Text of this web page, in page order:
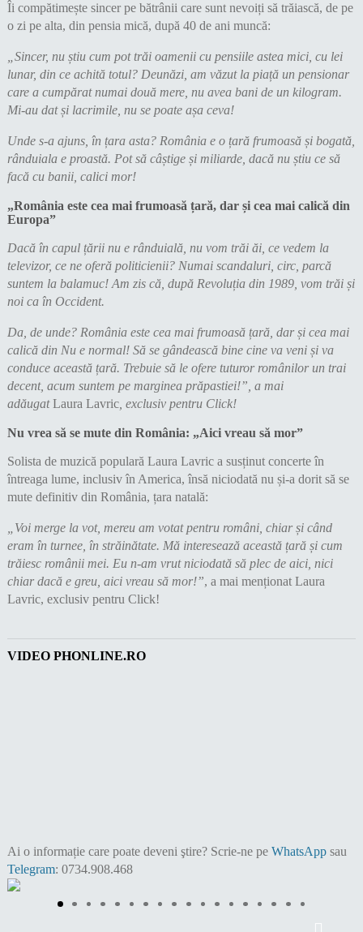
Îi compătimește sincer pe bătrânii care sunt nevoiți să trăiască, de pe
o zi pe alta, din pensia mică, după 40 de ani muncă:
„Sincer, nu știu cum pot trăi oamenii cu pensiile astea mici, cu lei
lunar, din ce achită totul? Deunăzi, am văzut la piață un pensionar
care a cumpărat numai două mere, nu avea bani de un kilogram.
Mi-au dat și lacrimile, nu se poate așa ceva!
Unde s-a ajuns, în țara asta? România e o țară frumoasă și bogată,
rânduiala e proastă. Pot să câștige și miliarde, dacă nu știu ce să
facă cu banii, calici mor!
„România este cea mai frumoasă țară, dar și cea mai calică din
Europa”
Dacă în capul țării nu e rânduială, nu vom trăi ăi, ce vedem la
televizor, ce ne oferă politicienii? Numai scandaluri, circ, parcă
suntem la balamuc! Am zis că, după Revoluția din 1989, vom trăi și
noi ca în Occident.
Da, de unde? România este cea mai frumoasă țară, dar și cea mai
calică din Nu e normal! Să se gândească bine cine va veni și va
conduce această țară. Trebuie să le ofere tuturor românilor un trai
decent, acum suntem pe marginea prăpastiei!”, a mai
adăugatLaura Lavric, exclusiv pentru Click!
Nu vrea să se mute din România: „Aici vreau să mor”
Solista de muzică populară Laura Lavric a susținut concerte în
întreaga lume, inclusiv în America, însă niciodată nu și-a dorit să se
mute definitiv din România, țara natală:
„Voi merge la vot, mereu am votat pentru români, chiar și când
eram în turnee, în străinătate. Mă interesează această țară și cum
trăiesc românii mei. Eu n-am vrut niciodată să plec de aici, nici
chiar dacă e greu, aici vreau să mor!”, a mai menționat Laura
Lavric, exclusiv pentru Click!
VIDEO PHONLINE.RO
Ai o informație care poate deveni ştire? Scrie-ne pe WhatsAppsau
Telegram: 0734.908.468